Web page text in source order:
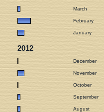
March
February
January
2012
December
November
October
September
August